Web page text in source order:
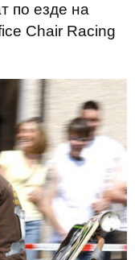
по езде на
Chair Racing